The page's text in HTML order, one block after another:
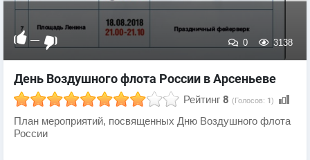
— 0 3138
День Воздушного флота России в Арсеньеве
Рейтинг 8 (Голосов: 1 )
План мероприятий, посвященных Дню Воздушного флота
России